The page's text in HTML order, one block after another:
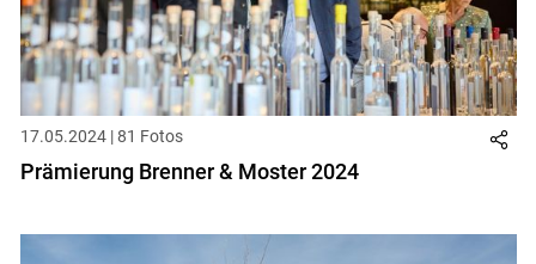
17.05.2024 | 81 Fotos
Prämierung Brenner & Moster 2024